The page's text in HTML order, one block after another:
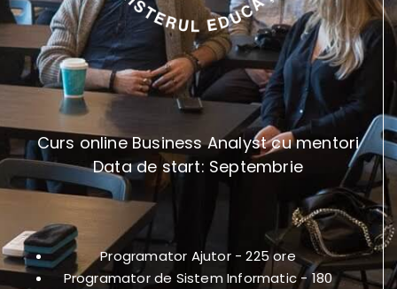
Curs online Business Analyst cu mentori
Data de start: Septembrie
Programator Ajutor - 225 ore
Programator de Sistem Informatic - 180